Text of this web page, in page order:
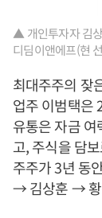
▲ 개인투자자 김
디딤이앤에프(현
최대주주의 잦
업주 이범택은
유통은 자금
고, 주식을 담
주주가 3년 동
→ 김상훈 → 황